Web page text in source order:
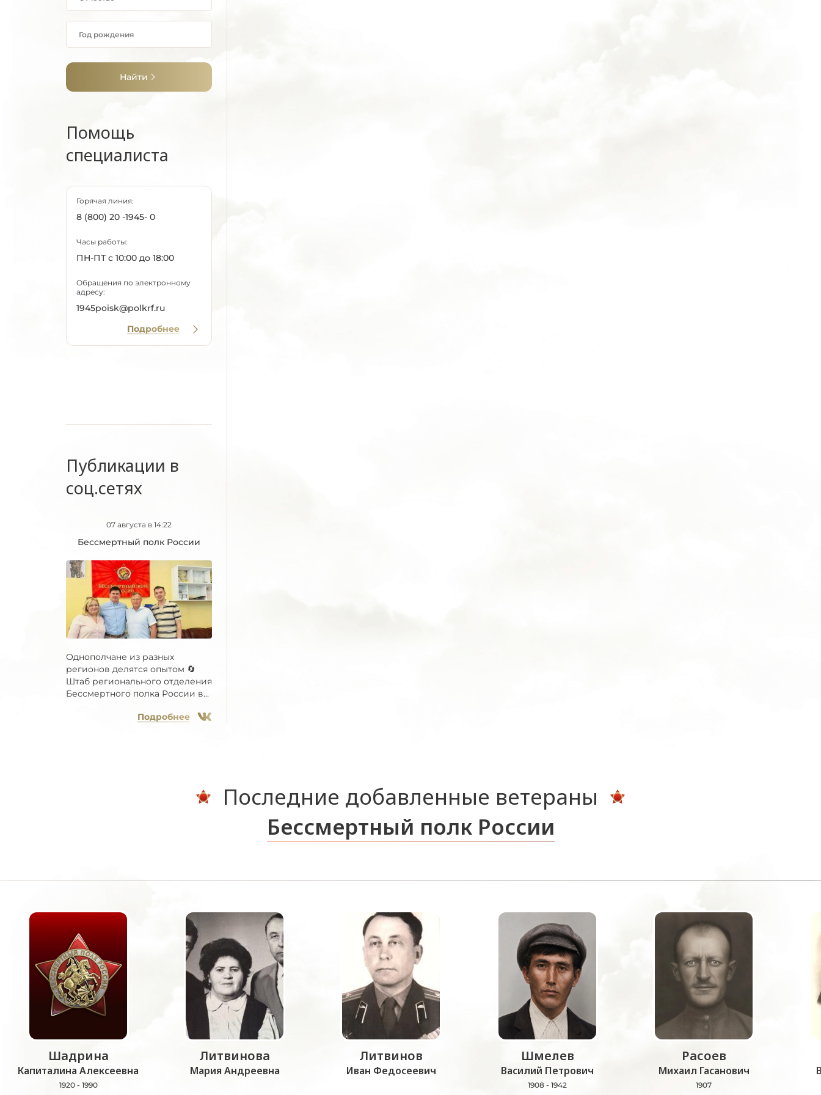
Найти
Помощь
специалиста
Горячая линия:
8 (800) 20 -1945- 0
Часы работы:
ПН-ПТ с 10:00 до 18:00
Обращения по электронному
адресу:
1945poisk@polkrf.ru
Подробнее
Публикации в
соц.сетях
07 августа в 14:22
Бессмертный полк России
Однополчане из разных
регионов делятся опытом 🔄
Штаб регионального отделения
Бессмертного полка России в...
Подробнее
Последние добавленные ветераны
Бессмертный полк России
Шадрина
Капиталина Алексеевна
1920 - 1990
Литвинова
Мария Андреевна
Литвинов
Иван Федосеевич
Шмелев
Василий Петрович
1908 - 1942
Расоев
Михаил Гасанович
1907